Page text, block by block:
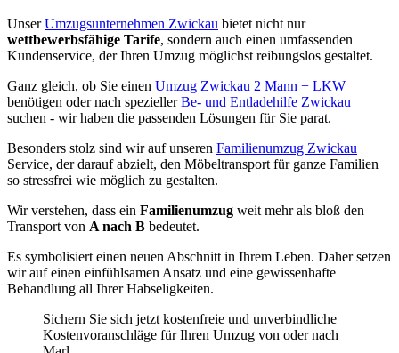
UnserUmzugsunternehmen Zwickau bietet nicht nur
wettbewerbsfähige Tarife, sondern auch einen umfassenden
Kundenservice, der Ihren Umzug möglichst reibungslos gestaltet.
Ganz gleich, ob Sie einen Umzug Zwickau 2 Mann + LKW
benötigen oder nach speziellerBe- und Entladehilfe Zwickau
suchen - wir haben die passenden Lösungen für Sie parat.
Besonders stolz sind wir auf unseren Familienumzug Zwickau
Service, der darauf abzielt, den Möbeltransport für ganze Familien
so stressfrei wie möglich zu gestalten.
Wir verstehen, dass ein Familienumzug weit mehr als bloß den
Transport von A nach B bedeutet.
Es symbolisiert einen neuen Abschnitt in Ihrem Leben. Daher setzen
wir auf einen einfühlsamen Ansatz und eine gewissenhafte
Behandlung all Ihrer Habseligkeiten.
Sichern Sie sich jetzt kostenfreie und unverbindliche
Kostenvoranschläge für Ihren Umzug von oder nach